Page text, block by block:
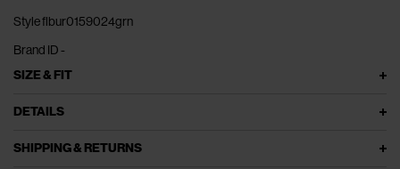
Style flbur0159024grn
Brand ID -
SIZE & FIT
DETAILS
SHIPPING & RETURNS